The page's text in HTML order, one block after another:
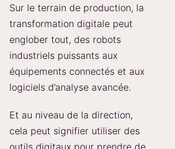
Sur le terrain de production, la
transformation digitale peut
englober tout, des robots
industriels puissants aux
équipements connectés et aux
logiciels d’analyse avancée.
Et au niveau de la direction,
cela peut signifier utiliser des